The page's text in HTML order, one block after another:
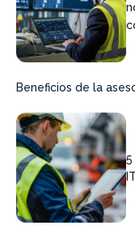
Beneficios de la
5